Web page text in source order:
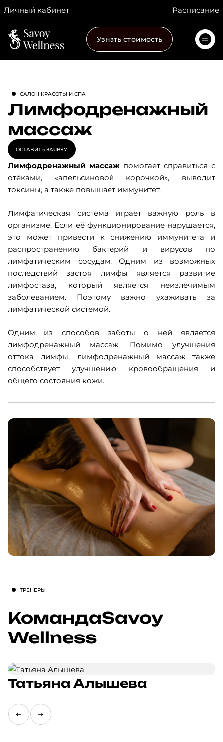
Личный кабинет Расписание
Узнать стоимость
CАЛОН КРАСОТЫ И СПА
Лимфодренажный
массаж
ОСТАВИТЬ ЗАЯВКУ
Лимфодренажный массаж помогает справиться с
отёками, «апельсиновой корочкой», выводит
токсины, а также повышает иммунитет.
Лимфатическая система играет важную роль в
организме. Если её функционирование нарушается,
это может привести к снижению иммунитета и
распространению бактерий и вирусов по
лимфатическим сосудам. Одним из возможных
последствий застоя лимфы является развитие
лимфостаза, который является неизлечимым
заболеванием. Поэтому важно ухаживать за
лимфатической системой.
Одним из способов заботы о ней является
лимфодренажный массаж. Помимо улучшения
оттока лимфы, лимфодренажный массаж также
способствует улучшению кровообращения и
общего состояния кожи.
ТРЕНЕРЫ
КомандаSavoy
Wellness
Татьяна Алышева